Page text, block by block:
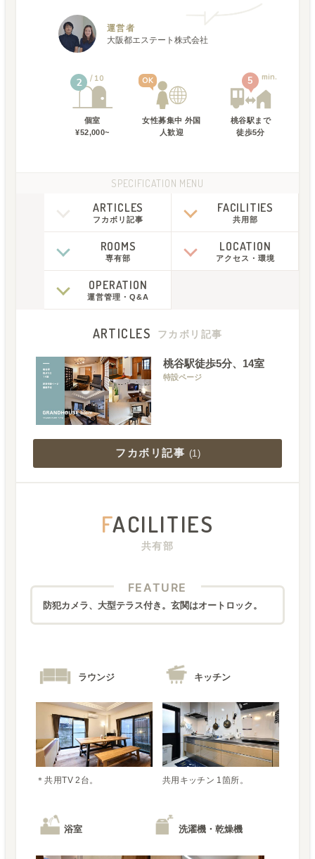
2 10
個室
¥52,000~
OK
女性募集中 外国
人歓迎
5 min.
桃谷駅まで
徒歩5分
運営者
大阪都エステート株式会社
SPECIFICATION MENU
ARTICLES
フカボリ記事
FACILITIES
共用部
ROOMS
専有部
LOCATION
アクセス ・環境
OPERATION
運営管理 ・Q&A
ARTICLES フカボリ記事
桃谷駅徒歩5分、14室
特設ページ
フカボリ記事 (1)
FACILITIES
共有部
FEATURE
防犯カメラ、大型テラス付き。玄関はオートロック。
ラウンジ
＊共用TV 2台。
キッチン
共用キッチン 1箇所。
浴室 洗濯機・乾燥機